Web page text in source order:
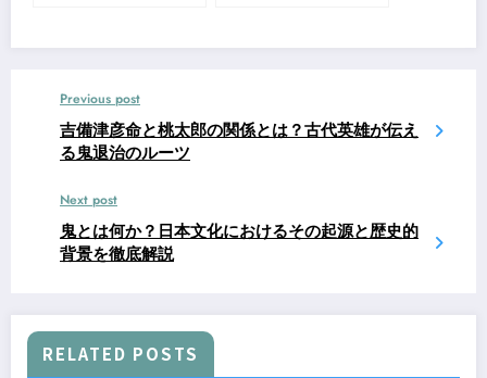
Previous post
吉備津彦命と桃太郎の関係とは？古代英雄が伝え
る鬼退治のルーツ
Next post
鬼とは何か？日本文化におけるその起源と歴史的
背景を徹底解説
RELATED POSTS